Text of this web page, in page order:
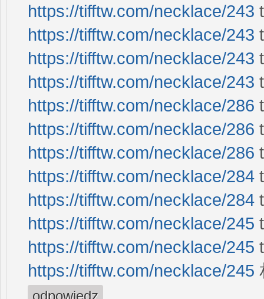
https://tifftw.com/necklace/243
https://tifftw.com/necklace/243
https://tifftw.com/necklace/243
https://tifftw.com/necklace/243
https://tifftw.com/necklace/286
https://tifftw.com/necklace/286
https://tifftw.com/necklace/286
https://tifftw.com/necklace/284
https://tifftw.com/necklace/284
https://tifftw.com/necklace/245
https://tifftw.com/necklace/245
https://tifftw.com/necklace/245
odpowiedz